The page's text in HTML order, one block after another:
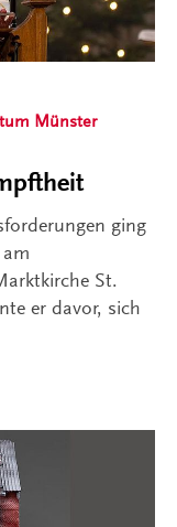
Münster
ging
St.
er davor, sich